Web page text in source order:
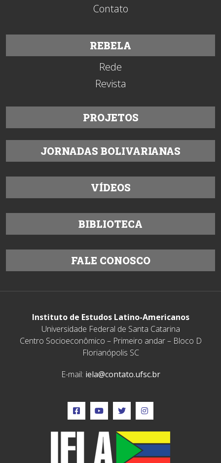
Contato
REBELA
Rede
Revista
PROJETOS
JORNADAS BOLIVARIANAS
VÍDEOS
BIBLIOTECA
FALE CONOSCO
Instituto de Estudos Latino-Americanos
Universidade Federal de Santa Catarina
Centro Socioeconômico – Primeiro andar – Bloco D
Florianópolis SC
E-mail: iela@contato.ufsc.br